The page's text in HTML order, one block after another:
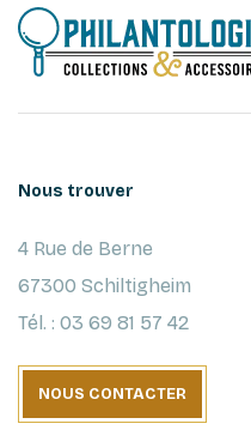
Nous trouver
4 Rue de Berne
67300 Schiltigheim
Tél. : 03 69 81 57 42
NOUS CONTACTER